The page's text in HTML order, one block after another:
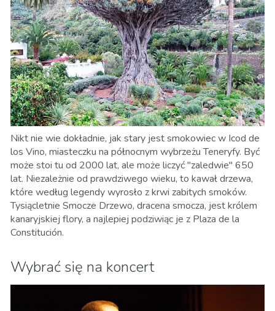
Nikt nie wie dokładnie, jak stary jest smokowiec w Icod de
los Vino, miasteczku na północnym wybrzeżu Teneryfy. Być
może stoi tu od 2000 lat, ale może liczyć "zaledwie" 650
lat. Niezależnie od prawdziwego wieku, to kawał drzewa,
które według legendy wyrosło z krwi zabitych smoków.
Tysiącletnie Smocze Drzewo, dracena smocza, jest królem
kanaryjskiej flory, a najlepiej podziwiąc je z Plaza de la
Constitución.
Wybrać się na koncert